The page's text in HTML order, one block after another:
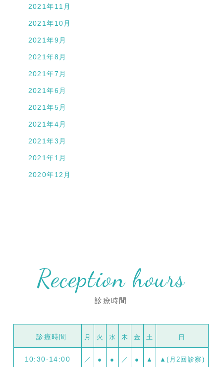
2021年11月
2021年10月
2021年9月
2021年8月
2021年7月
2021年6月
2021年5月
2021年4月
2021年3月
2021年1月
2020年12月
診療時間
Reception hours
診療時間 月 火 水 木 金 土 日
10:30-14:00 ／ ● ● ／ ● ▲ ▲(月2回診察)